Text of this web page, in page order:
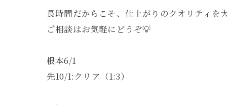
長時間だからこそ、仕上がりのクオリティを
ご相談はお気軽にどうぞ💡
根本6/1
先10/1:クリア（1:3）